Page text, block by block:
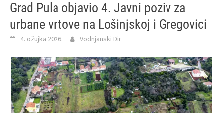
Grad Pula objavio 4. Javni poziv za
urbane vrtove na Lošinjskoj i Gregovici
4. ožujka 2026. Vodnjanski Đir